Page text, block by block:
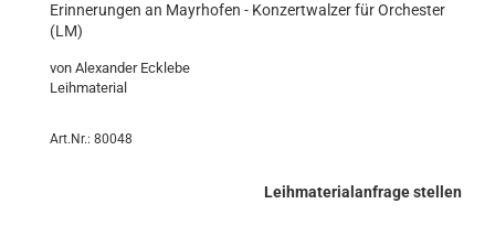
Erinnerungen an Mayrhofen - Konzertwalzer für Orchester
(LM)
von Alexander Ecklebe
Leihmaterial
Art.Nr.: 80048
Leihmaterialanfrage stellen